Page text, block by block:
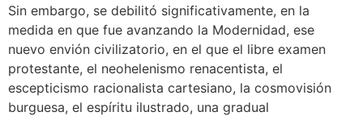
Sin embargo, se debilitó significativamente, en la
medida en que fue avanzando la Modernidad, ese
nuevo envión civilizatorio, en el que el libre examen
protestante, el neohelenismo renacentista, el
escepticismo racionalista cartesiano, la cosmovisión
burguesa, el espíritu ilustrado, una gradual